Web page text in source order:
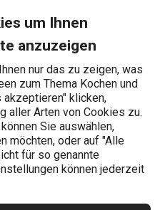
um Ihnen
anzuzeigen
nur das zu zeigen, was
zum Thema Kochen und
akzeptieren" klicken,
aller Arten von Cookies zu.
Sie auswählen,
möchten, oder auf "Alle
für so genannte
können jederzeit
3 St.